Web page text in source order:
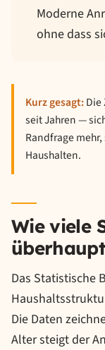
Moderne
ohne dass
Kurz gesagt:Die
seit Jahren —
Randfrage
Haushalten.
Wie viele
Das Statistische
Die Daten
Alter steigt der